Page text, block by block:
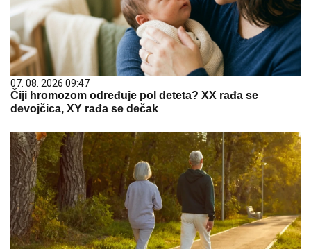
07. 08. 2026 09:47
Čiji hromozom određuje pol deteta? XX rađa se
devojčica, XY rađa se dečak